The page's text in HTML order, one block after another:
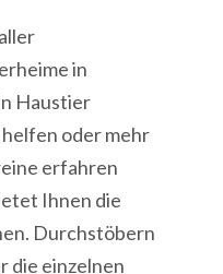
in
Haustier
oder mehr
erfahren
Ihnen die
Durchstöbern
die einzelnen